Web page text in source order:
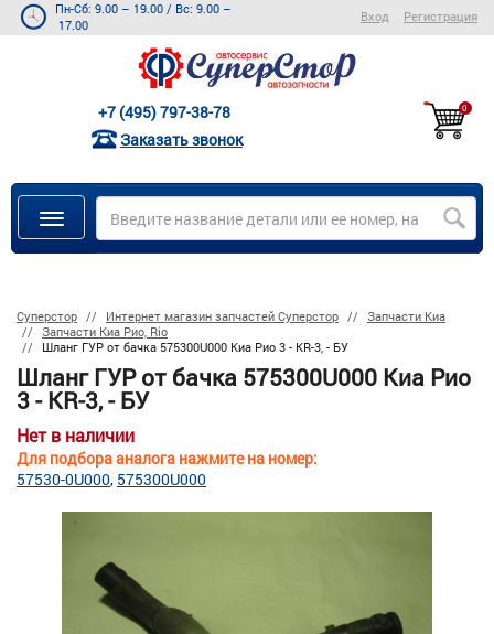
Пн-Сб: 9.00 – 19.00 / Вс: 9.00 –
17.00
Вход Регистрация
+7 (495) 797-38-78
Заказать звонок
0
Суперстор Интернет магазин запчастей Суперстор
Запчасти Киа
Запчасти Киа Рио, Rio
Шланг ГУР от бачка 575300U000 Киа Рио 3 - KR-3, - БУ
Шланг ГУР от бачка 575300U000 Киа Рио
3 - KR-3, - БУ
Нет в наличии
Для подбора аналога нажмите на номер:
57530-0U000 575300U000